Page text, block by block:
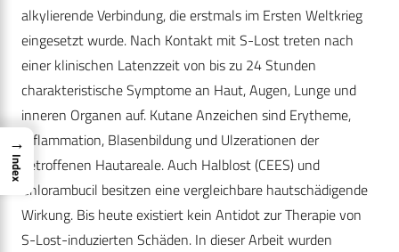
alkylierende Verbindung, die erstmals im Ersten Weltkrieg
eingesetzt wurde. Nach Kontakt mit S-Lost treten nach
einer klinischen Latenzzeit von bis zu 24 Stunden
charakteristische Symptome an Haut, Augen, Lunge und
inneren Organen auf. Kutane Anzeichen sind Erytheme,
Inflammation, Blasenbildung und Ulzerationen der
betroffenen Hautareale. Auch Halblost (CEES) und
Chlorambucil besitzen eine vergleichbare hautschädigende
Wirkung. Bis heute existiert kein Antidot zur Therapie von
S-Lost-induzierten Schäden. In dieser Arbeit wurden
→
Index